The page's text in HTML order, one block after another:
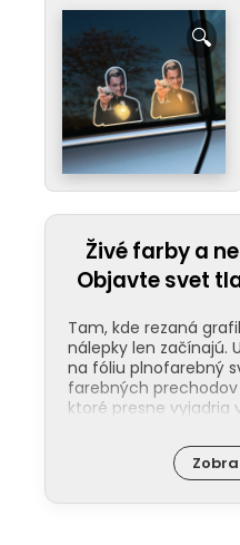
– Dávaš
bezpečnosť tvojej
všetkým
Živé farby a
Objavte svet
Tam, kde rezaná
nálepky len začínajú.
na fóliu plnofarebný
farebných
ktoré presne vyjadria
Odolnosť pod
Kľúčom k dlhej